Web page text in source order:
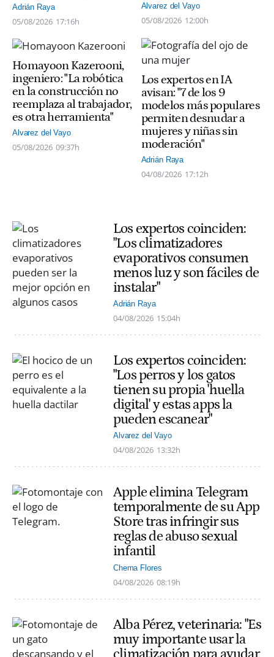
Adrián Raya
05/08/2026 17:16h
Alvarez del Vayo
05/08/2026 12:00h
Homayoon Kazerooni,
ingeniero: "La robótica
en la construcción no
reemplaza al trabajador,
es otra herramienta"
Alvarez del Vayo
05/08/2026 09:37h
Los expertos en IA
avisan: "7 de los 9
modelos más populares
permiten desnudar a
mujeres y niñas sin
moderación"
Adrián Raya
04/08/2026 17:12h
Los expertos coinciden:
"Los climatizadores
evaporativos consumen
menos luz y son fáciles de
instalar"
Adrián Raya
04/08/2026 15:04h
Los expertos coinciden:
"Los perros y los gatos
tienen su propia 'huella
digital' y estas apps la
pueden escanear"
Alvarez del Vayo
04/08/2026 13:32h
Apple elimina Telegram
temporalmente de su App
Store tras infringir sus
reglas de abuso sexual
infantil
Chema Flores
04/08/2026 08:19h
Alba Pérez, veterinaria: "Es
muy importante usar la
climatización para ayudar